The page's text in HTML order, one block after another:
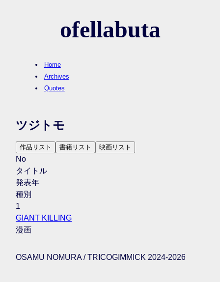
ofellabuta
Home
Archives
Quotes
ツジトモ
作品リスト 書籍リスト 映画リスト
No
タイトル
発表年
種別
1
GIANT KILLING
漫画
OSAMU NOMURA / TRICOGIMMICK 2024-2026